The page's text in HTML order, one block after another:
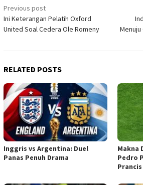
Post
navigation
Previous post
Ini Keterangan Pelatih Oxford
United Soal Cedera Ole Romeny
Menuju
RELATED POSTS
Inggris vs Argentina: Duel
Panas Penuh Drama
Makna
Pedro
Prancis